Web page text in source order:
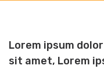
Lorem ipsum
sit amet, Lorem